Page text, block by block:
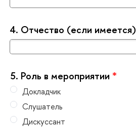
4. Отчество (если имеется)
5. Роль в мероприятии *
Докладчик
Слушатель
Дискуссант